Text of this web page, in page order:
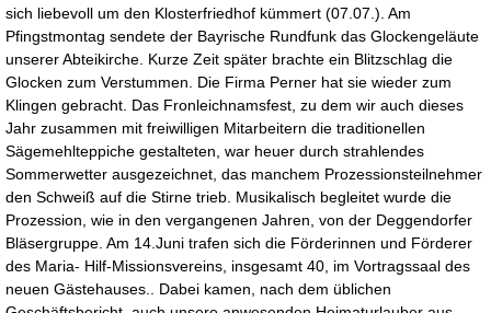
sich liebevoll um den Klosterfriedhof kümmert (07.07.). Am
Pfingstmontag sendete der Bayrische Rundfunk das Glockengeläute
unserer Abteikirche. Kurze Zeit später brachte ein Blitzschlag die
Glocken zum Verstummen. Die Firma Perner hat sie wieder zum
Klingen gebracht. Das Fronleichnamsfest, zu dem wir auch dieses
Jahr zusammen mit freiwilligen Mitarbeitern die traditionellen
Sägemehlteppiche gestalteten, war heuer durch strahlendes
Sommerwetter ausgezeichnet, das manchem Prozessionsteilnehmer
den Schweiß auf die Stirne trieb. Musikalisch begleitet wurde die
Prozession, wie in den vergangenen Jahren, von der Deggendorfer
Bläsergruppe. Am 14.Juni trafen sich die Förderinnen und Förderer
des Maria- Hilf-Missionsvereins, insgesamt 40, im Vortragssaal des
neuen Gästehauses.. Dabei kamen, nach dem üblichen